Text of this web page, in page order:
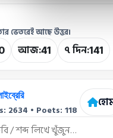
ভেতরেই আছে উত্তর।
আজ:41 ৭ দিন:141
2634 • Poets: 118